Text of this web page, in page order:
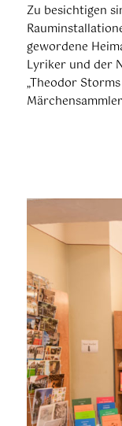
Zu besichtigen
gewordene
Lyriker und der
„Theodor